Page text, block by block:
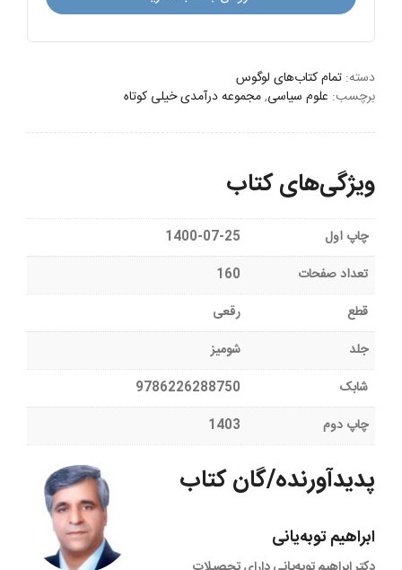
انتخابات
درآمدی
خیلی
دسته: تمام کتاب‌های لوگوس
برچسب: علوم سیاسی,مجموعه درآمدی خیلی کوتاه
ویژگی‌های کتاب
چاپ اول
1400-07-25
تعداد صفحات
160
قطع
رقعی
جلد
شومیز
شابک
9786226288750
چاپ دوم
1403
پدیدآورنده/گان کتاب
ابراهیم توبه‌یانی